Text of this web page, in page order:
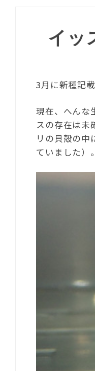
イッ
3月に新種記
現在、へんな
スの存在は未
リの貝殻の中
ていました）。